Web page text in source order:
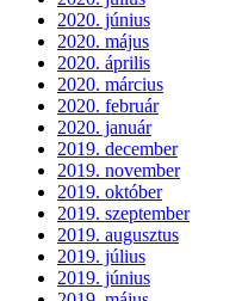
2020. június
2020. május
2020. április
2020. március
2020. február
2020. január
2019. december
2019. november
2019. október
2019. szeptember
2019. augusztus
2019. július
2019. június